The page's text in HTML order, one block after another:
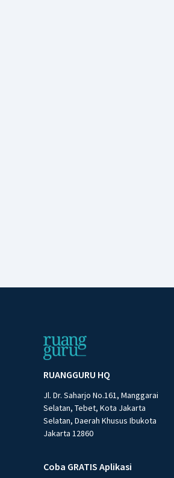
RUANGGURU HQ
Jl. Dr. Saharjo No.161, Manggarai
Selatan, Tebet, Kota Jakarta
Selatan, Daerah Khusus Ibukota
Jakarta 12860
Coba GRATIS Aplikasi